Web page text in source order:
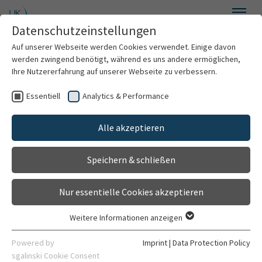
Skip to main content
Welcome
About Us
For Patients
Medical Professionals
Internal Medicine III: Heart, Vascular and Lung
Datenschutzeinstellungen
Auf unserer Webseite werden Cookies verwendet. Einige davon
werden zwingend benötigt, während es uns andere ermöglichen,
Ihre Nutzererfahrung auf unserer Webseite zu verbessern.
Essentiell Analytics & Performance
Alle akzeptieren
Speichern & schließen
Nur essentielle Cookies akzeptieren
Essentielle Cookies werden für grundlegende Funktionen der
Webseite benötigt. Dadurch ist gewährleistet, dass die
Weitere Informationen anzeigen
Powered by
sgalinski Cookie Consent
Imprint| Data Protection Policy